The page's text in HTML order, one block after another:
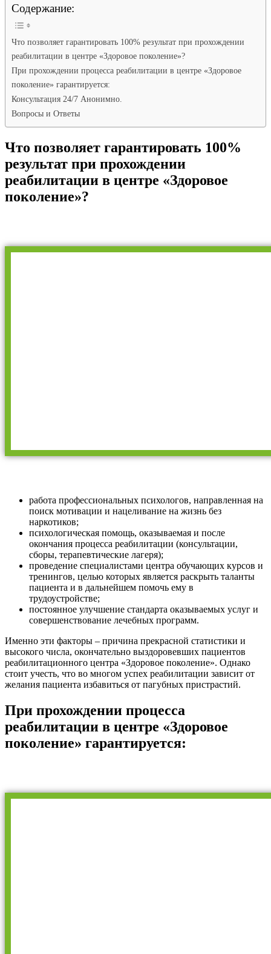
Содержание:
Что позволяет гарантировать 100% результат при прохождении
реабилитации в центре «Здоровое поколение»?
При прохождении процесса реабилитации в центре «Здоровое
поколение» гарантируется:
Консультация 24/7 Анонимно.
Вопросы и Ответы
Что позволяет гарантировать 100%
результат при прохождении
реабилитации в центре «Здоровое
поколение»?
работа профессиональных психологов, направленная на
поиск мотивации и нацеливание на жизнь без
наркотиков;
психологическая помощь, оказываемая и после
окончания процесса реабилитации (консультации,
сборы, терапевтические лагеря);
проведение специалистами центра обучающих курсов и
тренингов, целью которых является раскрыть таланты
пациента и в дальнейшем помочь ему в
трудоустройстве;
постоянное улучшение стандарта оказываемых услуг и
совершенствование лечебных программ.
Именно эти факторы – причина прекрасной статистики и
высокого числа, окончательно выздоровевших пациентов
реабилитационного центра «Здоровое поколение». Однако
стоит учесть, что во многом успех реабилитации зависит от
желания пациента избавиться от пагубных пристрастий.
При прохождении процесса
реабилитации в центре «Здоровое
поколение» гарантируется: